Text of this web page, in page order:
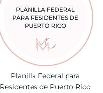
Planilla Federal para
Residentes de Puerto Rico